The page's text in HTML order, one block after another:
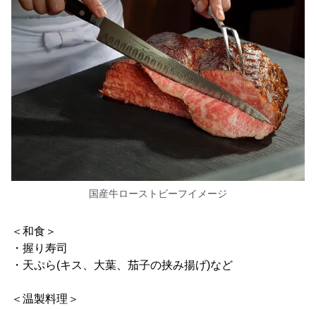
国産牛ローストビーフイメージ
＜和食＞
・握り寿司
・天ぷら(キス、大葉、茄子の挟み揚げ)など
＜温製料理＞